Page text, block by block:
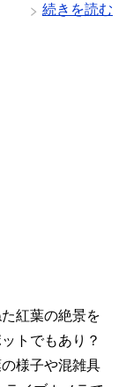
続きを読む
紅葉の絶景を
トでもあり？
様子や混雑具